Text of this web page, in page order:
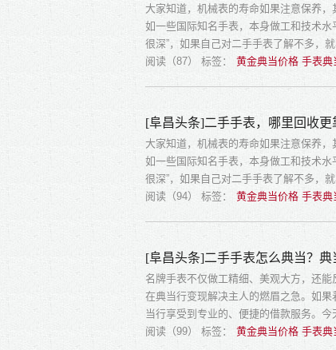
大家知道，机械表的寿命如果注意保养
如一些国际知名手表，本身做工和技术
很深”，如果自己对二手手表了解不多，
阅读（87） 标签： 黄金典当价格 手表
[阜昌头条]二手手表，哪里回收更
大家知道，机械表的寿命如果注意保养
如一些国际知名手表，本身做工和技术
很深”，如果自己对二手手表了解不多，
阅读（94） 标签： 黄金典当价格 手表
[阜昌头条]二手手表怎么典当？典
名牌手表不仅做工精细、美观大方，还
在典当行变现解决主人的燃眉之急。如
当行享受到专业的、便捷的借款服务。
阅读（99） 标签： 黄金典当价格 手表